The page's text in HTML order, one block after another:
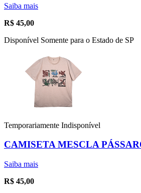
Saiba mais
R$ 45,00
Disponível Somente para o Estado de SP
Temporariamente Indisponível
CAMISETA MESCLA
Saiba mais
R$ 45,00